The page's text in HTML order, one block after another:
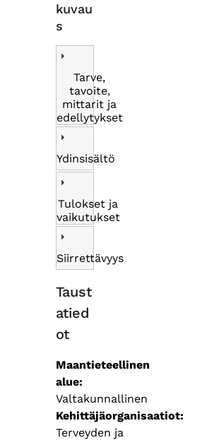
kuvau
s
Tarve,
tavoite,
mittarit ja
edellytykset
Ydinsisältö
Tulokset ja
vaikutukset
Siirrettävyys
Taust
atied
ot
Maantieteellinen
alue
Valtakunnallinen
Kehittäjäorganisaatiot
Terveyden ja